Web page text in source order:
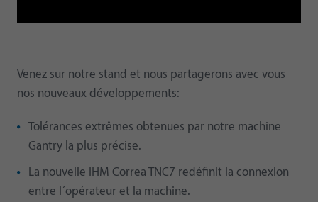
Venez sur notre stand et nous partagerons avec vous
nos nouveaux développements:
Tolérances extrêmes obtenues par notre machine
Gantry la plus précise.
La nouvelle IHM Correa TNC7 redéfinit la connexion
entre l´opérateur et la machine.